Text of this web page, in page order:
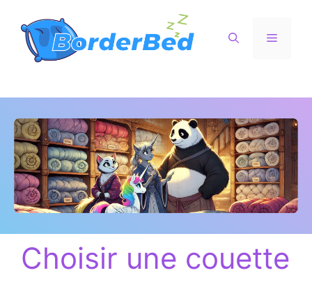
contenu
Menu
Choisir une couette